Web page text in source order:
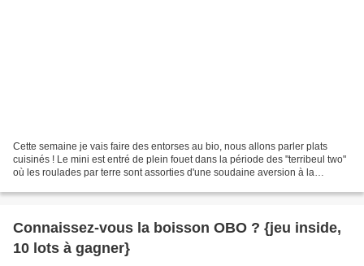
Cette semaine je vais faire des entorses au bio, nous allons parler plats
cuisinés ! Le mini est entré de plein fouet dans la période des "terribeul two"
où les roulades par terre sont assorties d'une soudaine aversion à la
Connaissez-vous la boisson OBO ? {jeu inside,
10 lots à gagner}